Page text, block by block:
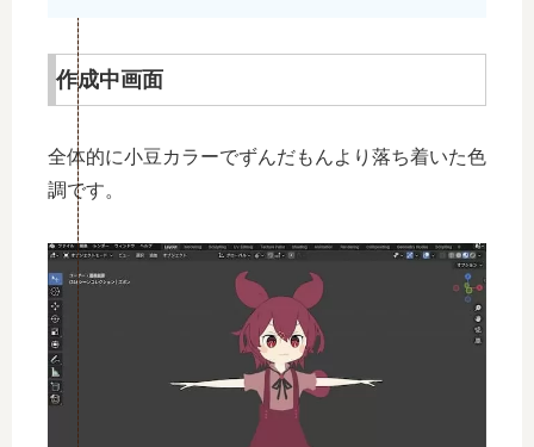
作成中画面
全体的に小豆カラーでずんだもんより落ち着いた色
調です。